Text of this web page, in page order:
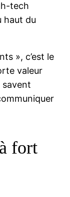
tech
haut du
», c’est le
valeur
savent
fort